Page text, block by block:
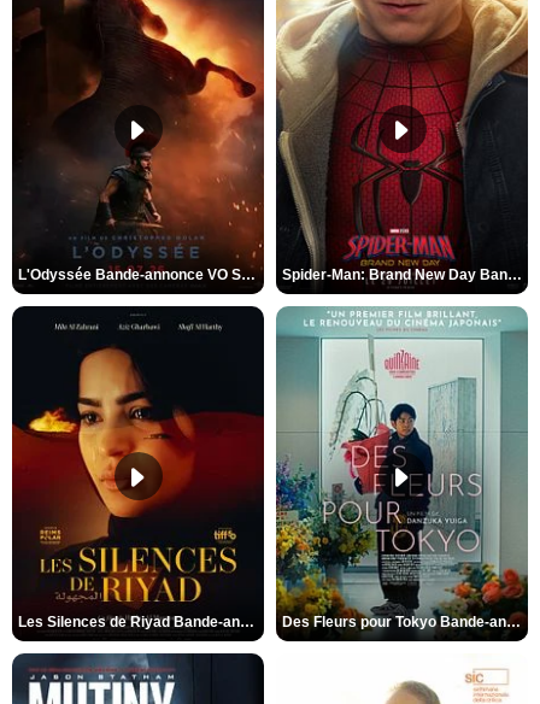
L'Odyssée Bande-annonce VO STFR Spider-Man: Brand New Day Bande-annonce VO STFR
Les Silences de Riyad Bande-annonce VO STFR Des Fleurs pour Tokyo Bande-annonce VO STFR